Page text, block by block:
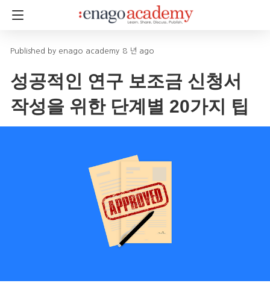
enago academy 8 년 ago
성공적인 연구 보조금 신청서
작성을 위한 단계별 20가지 팁